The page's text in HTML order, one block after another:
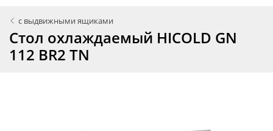
с выдвижными ящиками
Стол охлаждаемый HICOLD GN
112 BR2 TN